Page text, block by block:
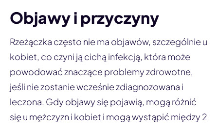
Objawy i przyczyny
Rzeżączka często nie ma objawów, szczególnie u
kobiet, co czyni ją cichą infekcją, która może
powodować znaczące problemy zdrowotne,
jeśli nie zostanie wcześnie zdiagnozowana i
leczona. Gdy objawy się pojawią, mogą różnić
się u mężczyzn i kobiet i mogą wystąpić między 2